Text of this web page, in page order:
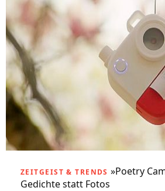
ZEITGEIST & TRENDS »Poetry
Gedichte statt Fotos